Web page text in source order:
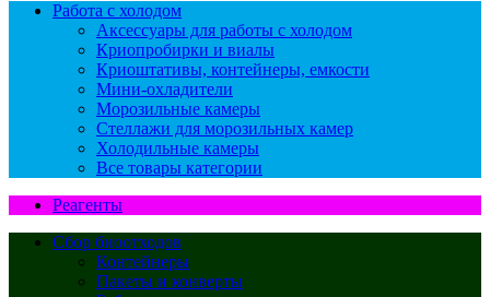
Работа с холодом
Аксессуары для работы с холодом
Криопробирки и виалы
Криоштативы, контейнеры, емкости
Мини-охладители
Морозильные камеры
Стеллажи для морозильных камер
Холодильные камеры
Все товары категории
Реагенты
Сбор биоотходов
Контейнеры
Пакеты и конверты